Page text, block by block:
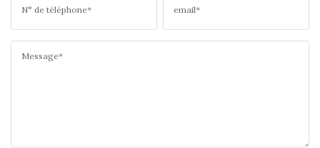
N° de téléphone* email*
Message*